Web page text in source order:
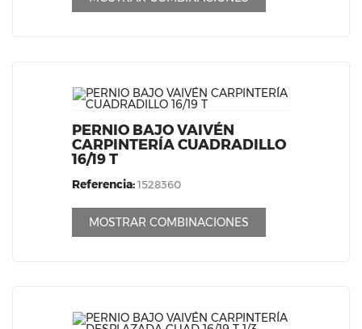
PERNIO BAJO VAIVÉN
CARPINTERÍA CUADRADILLO
16/19 T
Referencia:1528360
MOSTRAR COMBINACIONES